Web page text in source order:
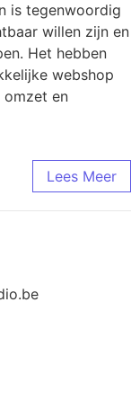
is tegenwoordig
willen zijn en
Het hebben
webshop
omzet en
Lees Meer